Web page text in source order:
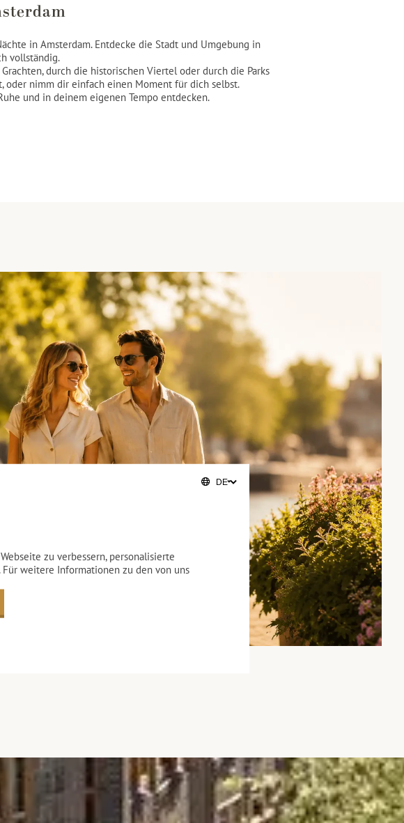
in Amsterdam. Entdecke die Stadt und Umgebung in
vollständig.
durch die historischen Viertel oder durch die Parks
oder nimm dir einfach einen Moment für dich selbst.
und in deinem eigenen Tempo entdecken.
zu verbessern, personalisierte
weitere Informationen zu den von uns